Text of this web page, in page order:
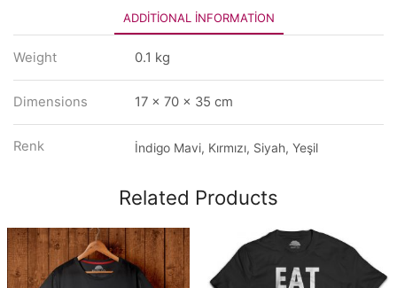
ADDITIONAL INFORMATION
Weight 0.1 kg
Dimensions 17 × 70 × 35 cm
Renk İndigo Mavi, Kırmızı, Siyah, Yeşil
Related Products